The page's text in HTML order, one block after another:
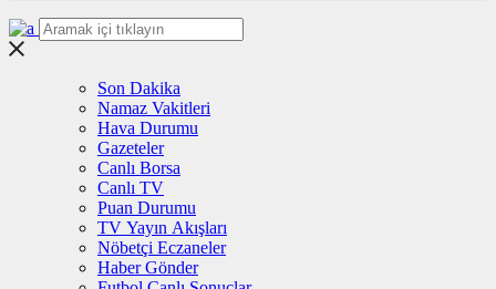
Son Dakika
Namaz Vakitleri
Hava Durumu
Gazeteler
Canlı Borsa
Canlı TV
Puan Durumu
TV Yayın Akışları
Nöbetçi Eczaneler
Haber Gönder